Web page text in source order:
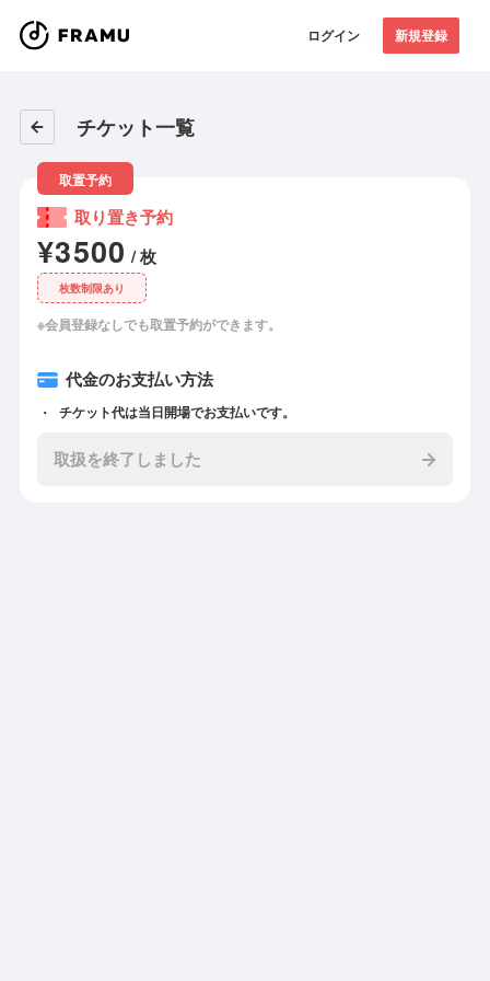
ログイン 新規登録
チケット一覧
取置予約
取り置き予約
¥3500 / 枚
枚数制限あり
※会員登録なしでも取置予約ができます。
代金のお支払い方法
チケット代は当日開場でお支払いです。
取扱を終了しました